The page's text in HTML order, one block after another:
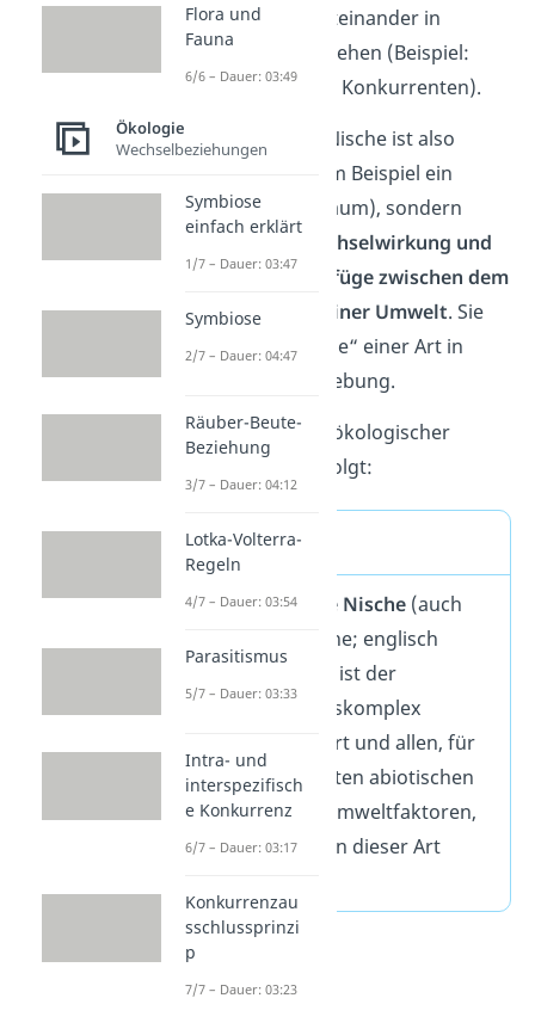
Lebewesen, die miteinander in
Wechselwirkung stehen (Beispiel:
Beute, Fressfeinde, Konkurrenten).
Die ökologischen Nische ist also
keinen Ort, wie zum Beispiel ein
Biotop(=Lebensraum), sondern
Wechselwirkung und
das Beziehungsgefüge zwischen dem
Lebewesen und seiner Umwelt. Sie
meint also die „Rolle“ einer Art in
seiner Lebensumgebung.
Die Definition von ökologischer
Nische lautet wie folgt:
Definition
Eineökologische Nische (auch
biologische Nische; englisch
ecological niche) ist der
Wechselwirkungskomplex
zwischen einer Art und allen, für
diese Art relevanten abiotischen
und biotischen Umweltfaktoren,
die das Überleben dieser Art
Flora und
Fauna
6/6 – Dauer: 03:49
Ökologie
Wechselbeziehungen
Symbiose
einfach erklärt
1/7 – Dauer: 03:47
Symbiose
2/7 – Dauer: 04:47
Räuber-Beute-
Beziehung
3/7 – Dauer: 04:12
Lotka-Volterra-
Regeln
4/7 – Dauer: 03:54
Parasitismus
5/7 – Dauer: 03:33
Intra- und
interspezifisch
e Konkurrenz
6/7 – Dauer: 03:17
Konkurrenzau
sschlussprinzi
p
7/7 – Dauer: 03:23